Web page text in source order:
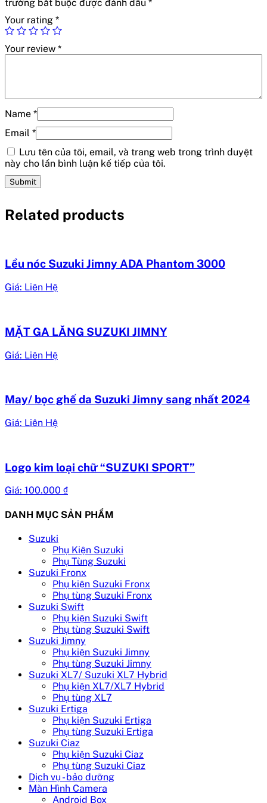
trường bắt buộc được đánh dấu *
Your rating *
Your review *
Name *
Email *
Lưu tên của tôi, email, và trang web trong trình duyệt
này cho lần bình luận kế tiếp của tôi.
Related products
Lều nóc Suzuki Jimny ADA Phantom 3000
Giá: Liên Hệ
MẶT GA LĂNG SUZUKI JIMNY
Giá: Liên Hệ
May/ bọc ghế da Suzuki Jimny sang nhất 2024
Giá: Liên Hệ
Logo kim loại chữ “SUZUKI SPORT”
Giá: 100.000 ₫
DANH MỤC SẢN PHẨM
Suzuki
Phụ Kiện Suzuki
Phụ Tùng Suzuki
Suzuki Fronx
Phụ kiện Suzuki Fronx
Phụ tùng Suzuki Fronx
Suzuki Swift
Phụ kiện Suzuki Swift
Phụ tùng Suzuki Swift
Suzuki Jimny
Phụ kiện Suzuki Jimny
Phụ tùng Suzuki Jimny
Suzuki XL7/ Suzuki XL7 Hybrid
Phụ kiện XL7/XL7 Hybrid
Phụ tùng XL7
Suzuki Ertiga
Phụ kiện Suzuki Ertiga
Phụ tùng Suzuki Ertiga
Suzuki Ciaz
Phụ kiện Suzuki Ciaz
Phụ tùng Suzuki Ciaz
Dịch vụ - bảo dưỡng
Màn Hình Camera
Android Box